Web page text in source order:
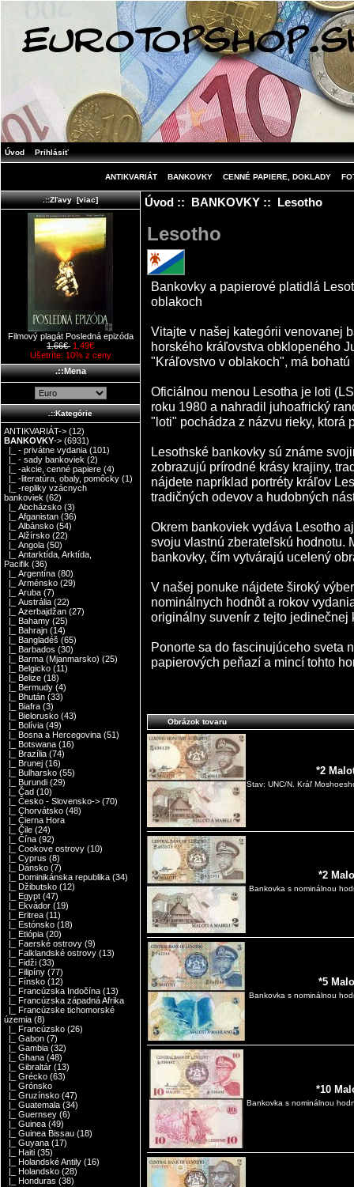
Úvod Prihlásiť
ANTIKVARIÁT BANKOVKY CENNÉ PAPIERE, DOKLADY
.::Zľavy [viac]
Filmový plagát Posledná epizóda
1.66€ 1.49€
Ušetríte: 10% z ceny
.::Mena
.::Kategórie
ANTIKVARIÁT-> (12)
BANKOVKY-> (6931)
|_ - privátne vydania (101)
|_ - sady bankoviek (2)
|_ -akcie, cenné papiere (4)
|_ -literatúra, obaly, pomôcky (1)
|_ -repliky vzácnych
bankoviek (62)
|_ Abcházsko (3)
|_ Afganistan (36)
|_ Albánsko (54)
|_ Alžírsko (22)
|_ Angola (50)
|_ Antarktída, Arktída,
Pacifik (36)
|_ Argentína (80)
|_ Arménsko (29)
|_ Aruba (7)
|_ Austrália (22)
|_ Azerbajdžan (27)
|_ Bahamy (25)
|_ Bahrajn (14)
|_ Bangladéš (65)
|_ Barbados (30)
|_ Barma (Mjanmarsko) (25)
|_ Belgicko (11)
|_ Belize (18)
|_ Bermudy (4)
|_ Bhután (33)
|_ Biafra (3)
|_ Bielorusko (43)
|_ Bolívia (49)
|_ Bosna a Hercegovina (51)
|_ Botswana (16)
|_ Brazília (74)
|_ Brunej (16)
|_ Bulharsko (55)
|_ Burundi (29)
|_ Čad (10)
|_ Česko - Slovensko-> (70)
|_ Chorvátsko (48)
|_ Čierna Hora
|_ Čile (24)
|_ Čína (92)
|_ Cookove ostrovy (10)
|_ Cyprus (8)
|_ Dánsko (7)
|_ Dominikánska republika (34)
|_ Džibutsko (12)
|_ Egypt (47)
|_ Ekvádor (19)
|_ Eritrea (11)
|_ Estónsko (18)
|_ Etiópia (20)
|_ Faerské ostrovy (9)
|_ Falklandské ostrovy (13)
|_ Fidži (33)
|_ Filipíny (77)
|_ Fínsko (12)
|_ Francúzska Indočína (13)
|_ Francúzska západná Afrika
|_ Francúzske tichomorské
územia (8)
|_ Francúzsko (26)
|_ Gabon (7)
|_ Gambia (32)
|_ Ghana (48)
|_ Gibraltár (13)
|_ Grécko (63)
|_ Grónsko
|_ Gruzínsko (47)
|_ Guatemala (34)
|_ Guernsey (6)
|_ Guinea (49)
|_ Guinea Bissau (18)
|_ Guyana (17)
|_ Haiti (35)
|_ Holandské Antily (16)
|_ Holandsko (28)
|_ Honduras (38)
Úvod:: BANKOVKY:: Lesotho
Lesotho
Bankovky a papierové platidlá
oblakoch
Vitajte v našej kategórii venovanej
horského kráľovstva obklopeného
"Kráľovstvo v oblakoch", má
Oficiálnou menou Lesotha je loti
roku 1980 a nahradil juhoafrický
"loti" pochádza z názvu rieky, ktorá
Lesothské bankovky sú známe
zobrazujú prírodné krásy krajiny,
nájdete napríklad portréty kráľov
tradičných odevov a hudobných
Okrem bankoviek vydáva Lesotho
svoju vlastnú zberateľskú hodnotu.
bankovky, čím vytvárajú ucelený
V našej ponuke nájdete široký
nominálnych hodnôt a rokov
originálny suvenír z tejto jedinečnej
Ponorte sa do fascinujúceho sveta
papierových peňazí a mincí tohto
Obrázok tovaru
*2
Stav: UNC/N. Kráľ
*2
Bankovka s nominálnou
*5
Bankovka s nominálnou
*10
Bankovka s nominálnou